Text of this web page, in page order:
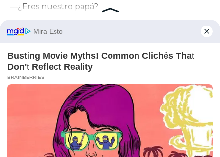
—¿Eres nuestro papá?
La pregunta inocente atravesó el corazón de
Se arrodilló lentamente frente a ellos.
Por primera vez, los vio de cerca.
Tres caritas idénticas.
Tres pares de ojos curiosos.